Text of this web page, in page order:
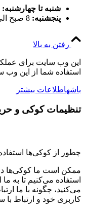
شنبه تا چهارشنبه:
پنجشنبه: 8 صبح الی 4 بعدازظهر
رفتن به بالا
این وب سایت برای
استفاده شما از این
باشهاطلاعات بیشتر
تنظیمات کوکی و
چطور از کوکی‌ها
ممکن است ما کوکی‌ها
استفاده می‌کنیم تا به
می‌کنید، چگونه با ما
کاربری خود و ارتباط